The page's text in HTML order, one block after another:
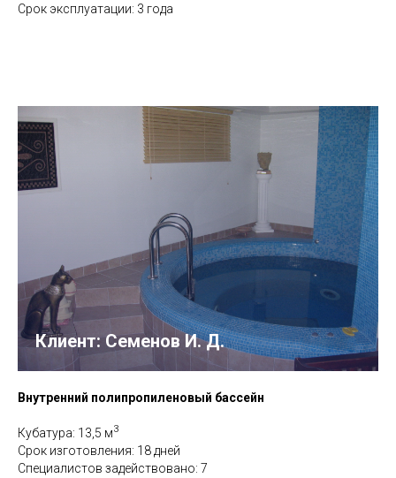
Срок эксплуатации: 3 года
Клиент: Семенов И. Д.
Внутренний полипропиленовый бассейн
Кубатура: 13,5 м3
Срок изготовления: 18 дней
Специалистов задействовано: 7